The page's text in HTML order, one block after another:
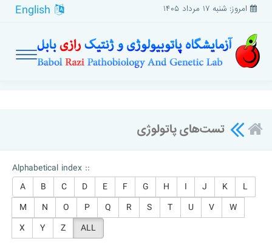
امروز: شنبه ۱۷ مرداد ۱۴۰۵
تست‌های پاتولوژی
Alphabetical index ::
A
B C D E F G H I J K
L
M
N O P Q R S T U V
W
X
Y Z ALL